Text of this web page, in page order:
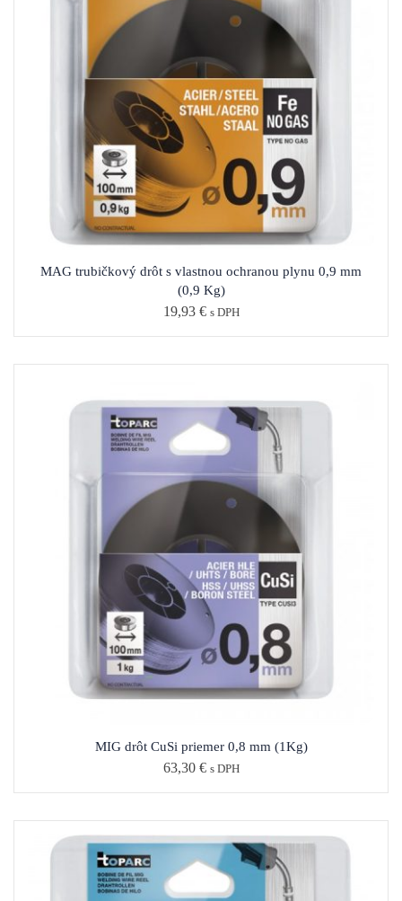
MAG trubičkový drôt s vlastnou ochranou plynu 0,9 mm
(0,9 Kg)
19,93 € s DPH
MIG drôt CuSi priemer 0,8 mm (1Kg)
63,30 € s DPH